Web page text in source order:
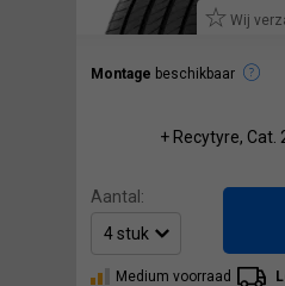
Wij
Montage beschikbaar
+ Recytyre, Cat.
Aantal:
Medium voorraad